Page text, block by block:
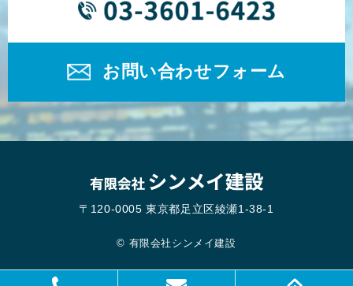
お問い合わせフォーム
〒120-0005 東京都足立区綾瀬1-38-1
© 有限会社シンメイ建設